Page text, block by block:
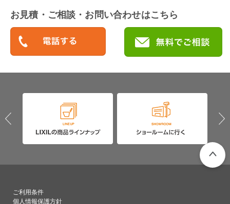
お見積・ご相談・お問い合わせはこちら
ご利用条件
個人情報保護方針